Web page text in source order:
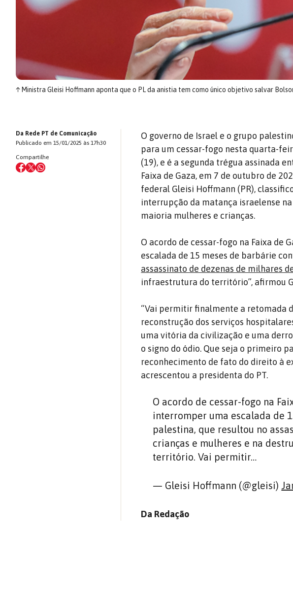
↑Ministra Gleisi Hoffmann aponta que o PL da anistia tem como único objetivo salvar
Da Rede PT de Comunicação
Publicado em 15/01/2025 às 17h30
Compartilhe
O governo de Israel e o grupo
para um cessar-fogo nesta quarta-
(19), e é a segunda trégua assinada
Faixa de Gaza, em 7 de outubro de
federal Gleisi Hoffmann (PR),
interrupção da matança israelense
maioria mulheres e crianças.
O acordo de cessar-fogo na Faixa de
escalada de 15 meses de barbárie
assassinato de dezenas de milhares
infraestrutura do território”, afirmou
“Vai permitir finalmente a retomada
reconstrução dos serviços
uma vitória da civilização e uma
o signo do ódio. Que seja o primeiro
reconhecimento de fato do direito à
acrescentou a presidenta do PT.
O acordo de cessar-fogo na
interromper uma escalada de
palestina, que resultou no
crianças e mulheres e na
território. Vai permitir…
— Gleisi Hoffmann (@gleisi)
Da Redação